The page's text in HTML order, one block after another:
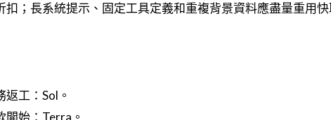
；長系統提示、固定工具定義和重複背景資料應盡量重用快
工：Sol。
開始：Terra。